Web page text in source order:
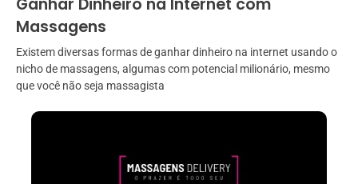
Massagens
Existem diversas formas de ganhar dinheiro na internet usando o
nicho de massagens, algumas com potencial milionário, mesmo
que você não seja massagista